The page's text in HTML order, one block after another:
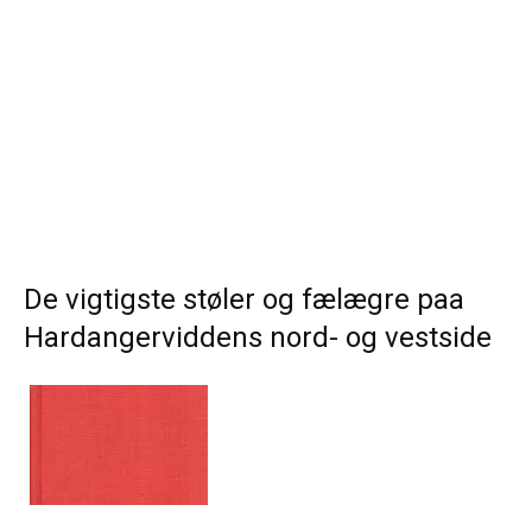
De vigtigste støler og fælægre paa
Hardangerviddens nord- og vestside